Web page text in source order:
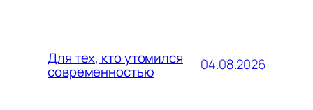
Для тех, кто утомился
современностью 04.08.2026